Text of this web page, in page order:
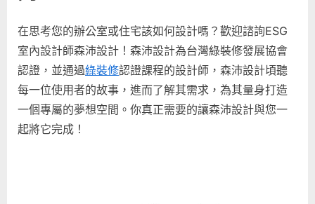
在思考您的辦公室或住宅該如何設計嗎？歡迎諮詢ESG
室內設計師森沛設計！森沛設計為台灣綠裝修發展協會
認證，並通過綠裝修認證課程的設計師，森沛設計頃聽
每一位使用者的故事，進而了解其需求，為其量身打造
一個專屬的夢想空間。你真正需要的讓森沛設計與您一
起將它完成！